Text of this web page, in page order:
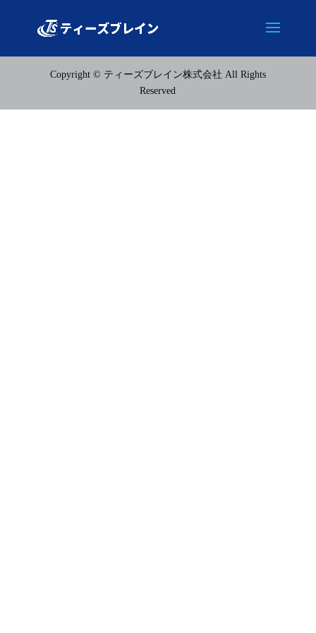
Copyright © ティーズブレイン株式会社 All Rights
Reserved